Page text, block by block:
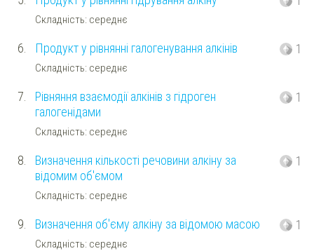
Складність: середнє
6. Продукт у рівнянні галогенування алкінів
Складність: середнє
1
7.
Рівняння взаємодії алкінів з гідроген
галогенідами
Складність: середнє
1
8.
Визначення кількості речовини алкіну за
відомим об'ємом
Складність: середнє
1
9. Визначення об'єму алкіну за відомою масою
Складність: середнє
1